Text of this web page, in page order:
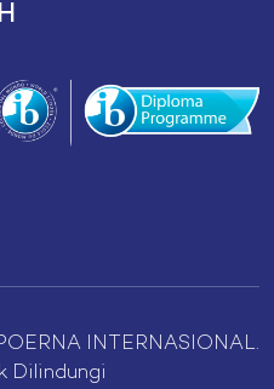
INTERNASIONAL.
Dilindungi